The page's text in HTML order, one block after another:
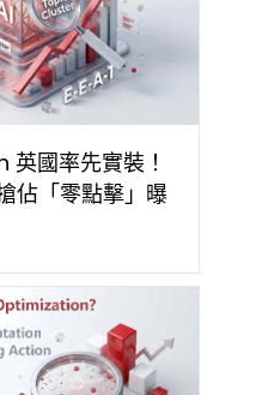
國率先實裝！
佔「零點擊」曝